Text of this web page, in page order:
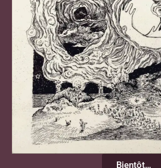
Bientôt…